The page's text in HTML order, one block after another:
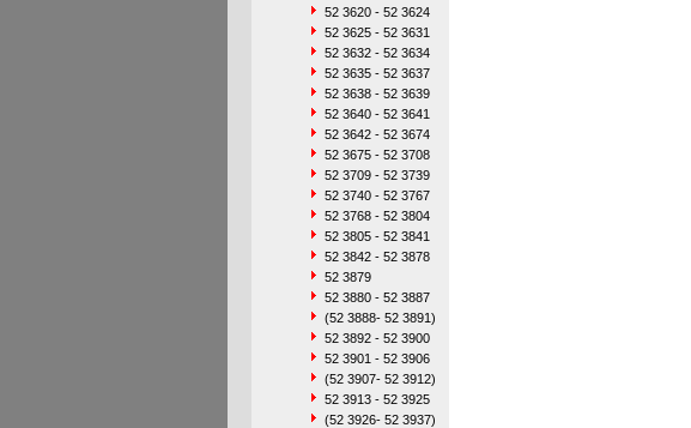
52 3620 - 52 3624
52 3625 - 52 3631
52 3632 - 52 3634
52 3635 - 52 3637
52 3638 - 52 3639
52 3640 - 52 3641
52 3642 - 52 3674
52 3675 - 52 3708
52 3709 - 52 3739
52 3740 - 52 3767
52 3768 - 52 3804
52 3805 - 52 3841
52 3842 - 52 3878
52 3879
52 3880 - 52 3887
(52 3888- 52 3891)
52 3892 - 52 3900
52 3901 - 52 3906
(52 3907- 52 3912)
52 3913 - 52 3925
(52 3926- 52 3937)